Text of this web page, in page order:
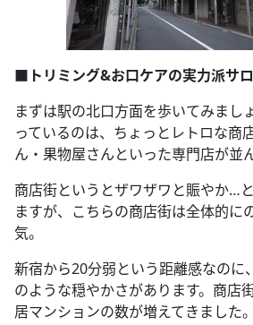
■トリミング&お口ケアの実力派サロ
まずは駅の北口方面を歩いてみまし
っているのは、ちょっとレトロな商
ん・果物屋さんといった専門店が並
商店街というとザワザワと賑やか…
ますが、こちらの商店街は全体的に
気。
新宿から20分弱という距離感なのに
のような穏やかさがあります。商店
居マンションの数が増えてきました。